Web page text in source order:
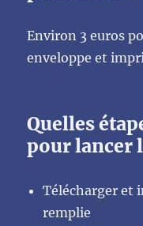
Environ 3 euros
enveloppe et
Quelles
pour lancer
Télécharger et
remplie